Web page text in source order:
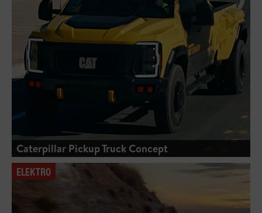
Caterpillar Pickup Truck Concept
ELEKTRO